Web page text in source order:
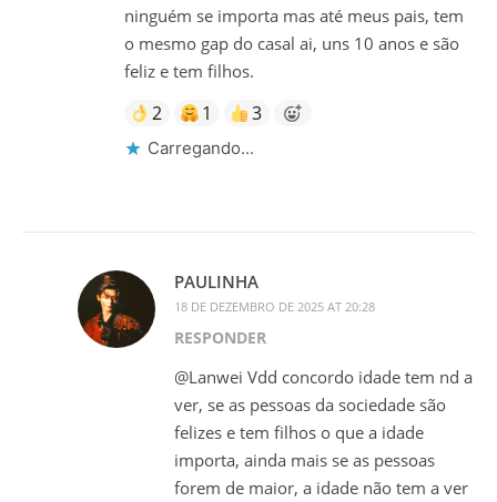
ninguém se importa mas até meus pais, tem
o mesmo gap do casal ai, uns 10 anos e são
feliz e tem filhos.
2 1 3
Carregando...
PAULINHA
18 DE DEZEMBRO DE 2025 AT 20:28
RESPONDER
@Lanwei Vdd concordo idade tem nd a
ver, se as pessoas da sociedade são
felizes e tem filhos o que a idade
importa, ainda mais se as pessoas
forem de maior, a idade não tem a ver